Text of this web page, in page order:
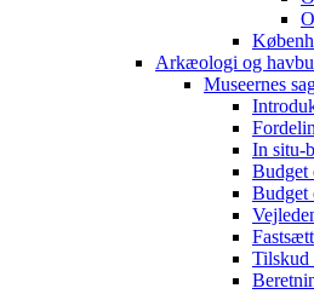
Arkæologi og
Museernes
In situ-
Budget
Budget
Tilskud